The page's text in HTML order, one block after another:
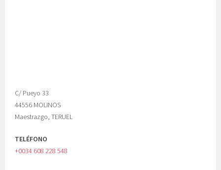
C/ Pueyo 33
44556 MOLINOS
Maestrazgo, TERUEL
TELÉFONO
+0034 608 228 548